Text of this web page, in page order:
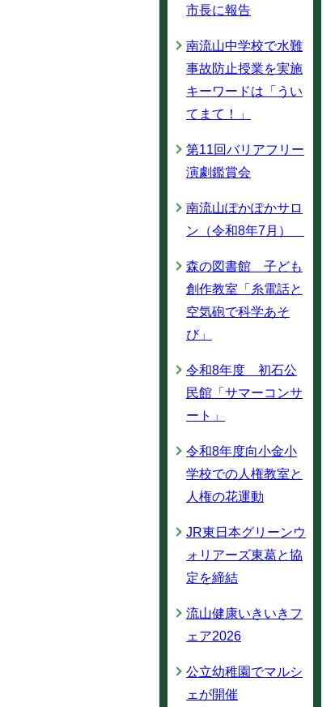
市長に報告
南流山中学校で水難
事故防止授業を実施
キーワードは「うい
てまて！」
第11回バリアフリー
演劇鑑賞会
南流山ぽかぽかサロ
ン（令和8年7月）
森の図書館 子ども
創作教室「糸電話と
空気砲で科学あそ
び」
令和8年度 初石公
民館「サマーコンサ
ート」
令和8年度向小金小
学校での人権教室と
人権の花運動
JR東日本グリーンウ
ォリアーズ東葛と協
定を締結
流山健康いきいきフ
ェア2026
公立幼稚園でマルシ
ェが開催